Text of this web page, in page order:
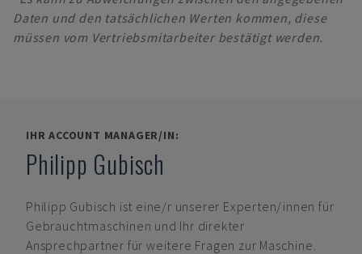
Daten und den tatsächlichen Werten kommen, diese
müssen vom Vertriebsmitarbeiter bestätigt werden.
IHR ACCOUNT MANAGER/IN:
Philipp Gubisch
Philipp Gubisch ist eine/r unserer Experten/innen für
Gebrauchtmaschinen und Ihr direkter
Ansprechpartner für weitere Fragen zur Maschine.